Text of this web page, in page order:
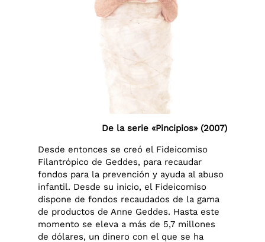
De la serie «Pincipios» (2007)
Desde entonces se creó el Fideicomiso
Filantrópico de Geddes, para recaudar
fondos para la prevención y ayuda al abuso
infantil. Desde su inicio, el Fideicomiso
dispone de fondos recaudados de la gama
de productos de Anne Geddes. Hasta este
momento se eleva a más de 5,7 millones
de dólares, un dinero con el que se ha